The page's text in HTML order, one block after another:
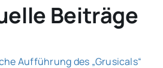
Beiträge
Aufführung des „Grusicals“